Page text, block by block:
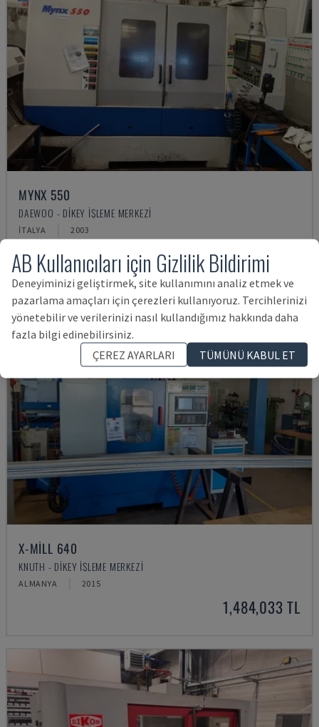
MYNX 550
DAEWOO - DIKEY İŞLEME MERKEZI
İTALYA 2003
1,154,248 TL
X-MILL 640
KNUTH - DIKEY İŞLEME MERKEZI
ALMANYA 2015
1,484,033 TL
AB Kullanıcıları için Gizlilik Bildirimi
Deneyiminizi geliştirmek, site kullanımını analiz etmek ve
pazarlama amaçları için çerezleri kullanıyoruz. Tercihlerinizi
yönetebilir ve verilerinizi nasıl kullandığımız hakkında daha
fazla bilgi edinebilirsiniz.
ÇEREZ AYARLARI
TÜMÜNÜ KABUL ET